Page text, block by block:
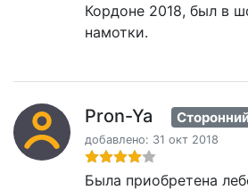
Кордоне 2018, был в
намотки.
Pron-Ya
добавлено: 31 окт 2018
Была приобретена